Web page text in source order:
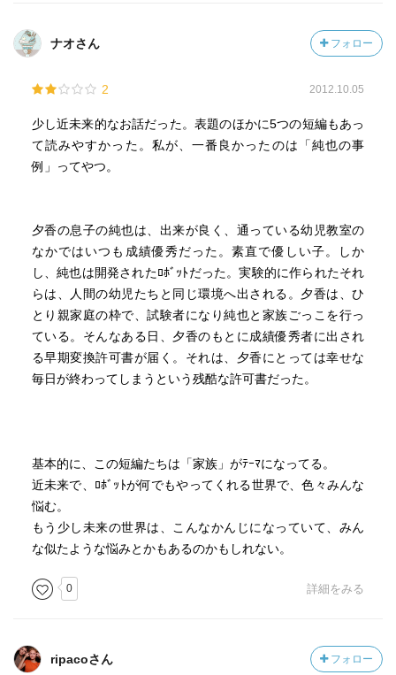
話も好き！ どんよりとした世界よりも美しいものを見た
い、と思うもの。空だって灰色よりかは青い方がいい！
楽しめないことがある。でもそこでとてもきれいな何かを
見れば、多少は気が晴れるんじゃない？ 視覚と心の関
係、それが一つの薬を通してくるっていく。おお怖い。で
ころ。機械が進化するにつれて、同時にその機会に対応す
るため、人間の方が振り回されることもある。ほら、スマ
ートフォンだって慣れるまで多少の時間がかかるでしょ
う？ 「おまかせハウス」は自動掃除機能等々がついた、
理想的な住環境を提供する家。しかしモニターに選ばれた
人々は曲者ぞろいで、主人公は憂鬱な日々を送る。それで
も家族のために、いい加減な上司や曲者な住人たちに立ち
ナオさん フォロー
2 2012.10.05
少し近未来的なお話だった。表題のほかに5つの短編もあっ
て読みやすかった。私が、一番良かったのは「純也の事
例」ってやつ。
夕香の息子の純也は、出来が良く、通っている幼児教室の
なかではいつも成績優秀だった。素直で優しい子。しか
し、純也は開発されたﾛﾎﾞｯﾄだった。実験的に作られたそれ
らは、人間の幼児たちと同じ環境へ出される。夕香は、ひ
とり親家庭の枠で、試験者になり純也と家族ごっこを行っ
ている。そんなある日、夕香のもとに成績優秀者に出され
る早期変換許可書が届く。それは、夕香にとっては幸せな
毎日が終わってしまうという残酷な許可書だった。
基本的に、この短編たちは「家族」がﾃｰﾏになってる。
近未来で、ﾛﾎﾞｯﾄが何でもやってくれる世界で、色々みんな
悩む。
もう少し未来の世界は、こんなかんじになっていて、みん
な似たような悩みとかもあるのかもしれない。
0 詳細をみる
ripacoさん フォロー